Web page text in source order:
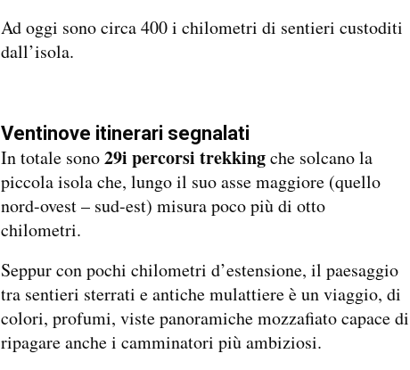
Ad oggi sono circa 400 i chilometri di sentieri custoditi
dall’isola.
Ventinove itinerari segnalati
In totale sono29i percorsi trekkingche solcano la
piccola isola che, lungo il suo asse maggiore (quello
nord-ovest – sud-est) misura poco più di otto
chilometri.
Seppur con pochi chilometri d’estensione, il paesaggio
tra sentieri sterrati e antiche mulattiere è un viaggio, di
colori, profumi, viste panoramiche mozzafiato capace di
ripagare anche i camminatori più ambiziosi.